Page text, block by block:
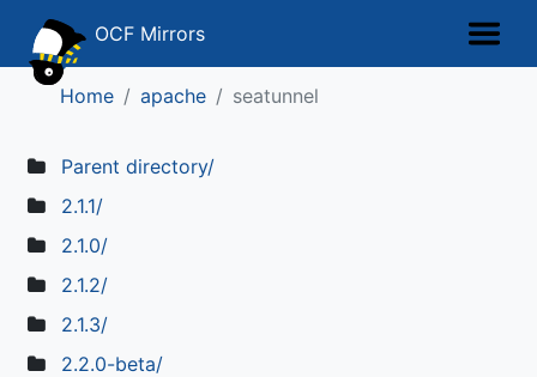
OCF Mirrors
Home apache seatunnel
Parent directory/
2.1.1/
2.1.0/
2.1.2/
2.1.3/
2.2.0-beta/